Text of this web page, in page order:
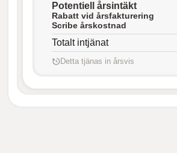
Potentiell årsintäkt
Rabatt vid årsfakturering
Scribe årskostnad
Totalt intjänat
Detta tjänas in årsvis